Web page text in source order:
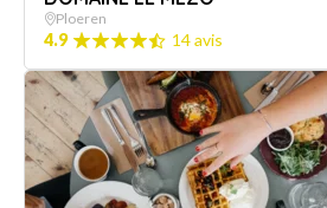
Ploeren
4.9 14 avis